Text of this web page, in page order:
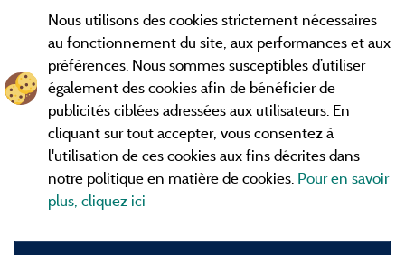
CGV
Les meilleurscampings en Ardèche . Consultez les fiches de
nos adhérents et découvrez nos meilleures offres dans les
Gorges de l'Ardèche, le célèbrePont d'Arc, la grotte de l'Aven
d'Orgnac, Le mont Gerbier de Jonc ou le mont Mézenc...
informez vous directement ici en ligne avant de contacter le
Nous utilisons des cookies strictement nécessaires
au fonctionnement du site, aux performances et aux
préférences. Nous sommes susceptibles d’utiliser
également des cookies afin de bénéficier de
publicités ciblées adressées aux utilisateurs. En
cliquant sur tout accepter, vous consentez à
l'utilisation de ces cookies aux fins décrites dans
notre politique en matière de cookies. Pour en savoir
plus, cliquez ici